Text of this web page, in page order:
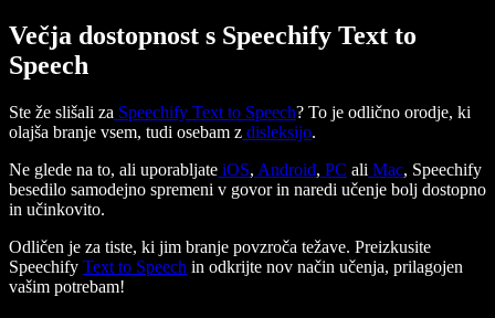
Večja dostopnost s Speechify Text to
Speech
Ste že slišali za Speechify Text to Speech? To je odlično orodje, ki
olajša branje vsem, tudi osebam z disleksijo.
Ne glede na to, ali uporabljate iOS, Android, PC ali Mac, Speechify
besedilo samodejno spremeni v govor in naredi učenje bolj dostopno
in učinkovito.
Odličen je za tiste, ki jim branje povzroča težave. Preizkusite
Speechify Text to Speech in odkrijte nov način učenja, prilagojen
vašim potrebam!